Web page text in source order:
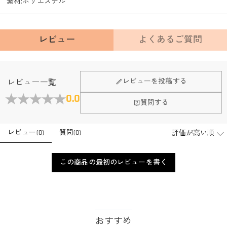
レビュー よくあるご質問
レビュー一覧
0.0
レビューを投稿する
質問する
レビュー(0) 質問(0)
この商品の最初のレビューを書く
Fanscheerについて
会社はどこにありますか？
本社はホンコンにあります。
店舗に費やす家賃や保険、人的労力等のコストを節約して、商
品自身が値下げできるために、現在はオンラインストアのみ運
営しております。
注文後に注文の内容を変更できますか？
番号もお送りください。
支払い情報は保護されますか？
おすすめ